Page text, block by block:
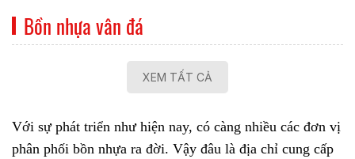
Bồn nhựa vân đá
XEM TẤT CẢ
Với sự phát triển như hiện nay, có càng nhiều các đơn vị
phân phối bồn nhựa ra đời. Vậy đâu là địa chỉ cung cấp